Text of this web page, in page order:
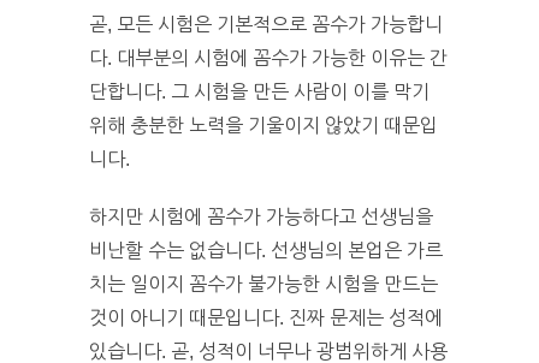
곧, 모든 시험은 기본적으로 꼼수가 가능합니
다. 대부분의 시험에 꼼수가 가능한 이유는 간
단합니다. 그 시험을 만든 사람이 이를 막기
위해 충분한 노력을 기울이지 않았기 때문입
니다.
하지만 시험에 꼼수가 가능하다고 선생님을
비난할 수는 없습니다. 선생님의 본업은 가르
치는 일이지 꼼수가 불가능한 시험을 만드는
것이 아니기 때문입니다. 진짜 문제는 성적에
있습니다. 곧, 성적이 너무나 광범위하게 사용